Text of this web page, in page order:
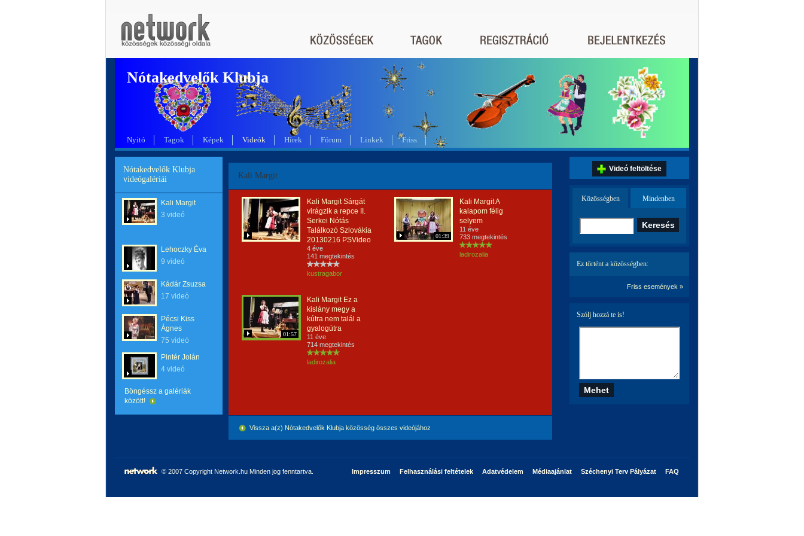
Nótakedvelők Klubja
Nyitó Tagok Képek Videók Hírek Fórum Linkek Friss
Nótakedvelők Klubja
videógalériái
Kali Margit
3 videó
Lehoczky Éva
9 videó
Kádár Zsuzsa
17 videó
Pécsi Kiss
Ágnes
75 videó
Pintér Jolán
4 videó
Böngéssz a galériák
között!
Kali Margit
Kali Margit Sárgát
virágzik a repce II.
Serkei Nótás
Találkozó Szlovákia
20130216 PSVideo
4 éve
141 megtekintés
kustragabor
01:39
Kali Margit A
kalapom félig
selyem
11 éve
733 megtekintés
ladirozalia
01:57
Kali Margit Ez a
kislány megy a
kútra nem talál a
gyalogútra
11 éve
714 megtekintés
ladirozalia
Vissza a(z) Nótakedvelők Klubja közösség összes videójához
Videó feltöltése
Közösségben Mindenben
Ez történt a közösségben:
Friss események »
Szólj hozzá te is!
© 2007 Copyright Network.hu Minden jog fenntartva. Impresszum Felhasználási feltételek Adatvédelem Médiaajánlat Széchenyi Terv Pályázat FAQ